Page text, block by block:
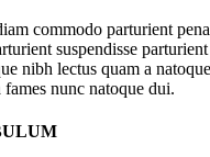
commodo parturient
suspendisse parturient
nibh lectus quam a
nunc natoque dui.